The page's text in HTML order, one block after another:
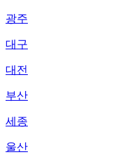
광주
대구
대전
부산
세종
울산